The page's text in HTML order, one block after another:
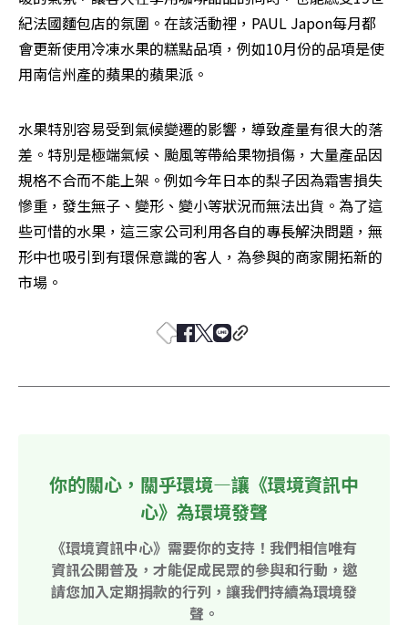
紀法國麵包店的氛圍。在該活動裡，PAUL Japon每月都
會更新使用冷凍水果的糕點品項，例如10月份的品項是使
用南信州產的蘋果的蘋果派。
水果特別容易受到氣候變遷的影響，導致產量有很大的落
差。特別是極端氣候、颱風等帶給果物損傷，大量產品因
規格不合而不能上架。例如今年日本的梨子因為霜害損失
慘重，發生無子、變形、變小等狀況而無法出貨。為了這
些可惜的水果，這三家公司利用各自的專長解決問題，無
形中也吸引到有環保意識的客人，為參與的商家開拓新的
市場。
你的關心，關乎環境—讓《環境資訊中
心》為環境發聲
《環境資訊中心》需要你的支持！我們相信唯有
資訊公開普及，才能促成民眾的參與和行動，邀
請您加入定期捐款的行列，讓我們持續為環境發
聲。